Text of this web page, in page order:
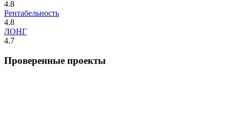
4.8
Рентабельность
4.8
ЛОНГ
4.7
Проверенные проекты